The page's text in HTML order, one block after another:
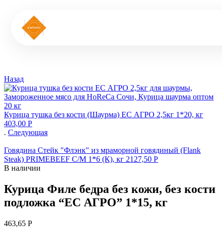
Назад
Курица тушка без кости (Шаурма) ЕС АГРО 2,5кг 1*20, кг
403,00 Р
. Следующая
Говядина Стейк "Флэнк" из мраморной говядиный (Flank
Steak) PRIMEBEEF С/М 1*6 (К), кг 2127,50 Р
В наличии
Курица Филе бедра без кожи, без кости
подложка “ЕС АГРО” 1*15, кг
463,65 Р